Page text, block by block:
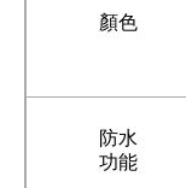
顏色
防水
功能